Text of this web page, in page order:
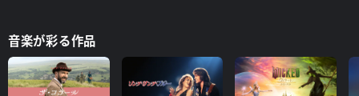
音楽が彩る作品